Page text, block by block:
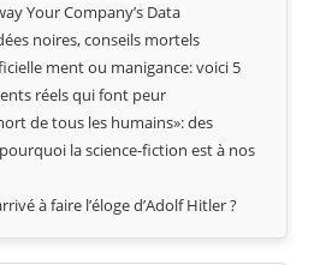
Your Company’s Data
noires, conseils mortels
ment ou manigance: voici 5
réels qui font peur
de tous les humains»: des
la science-fiction est à nos
à faire l’éloge d’Adolf Hitler ?